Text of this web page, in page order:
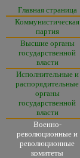
Главная страница
Коммунистическая
партия
Высшие органы
государственной
власти
Исполнительные и
распорядительные
органы
государственной
власти
Военно-
революционные и
революционные
комитеты